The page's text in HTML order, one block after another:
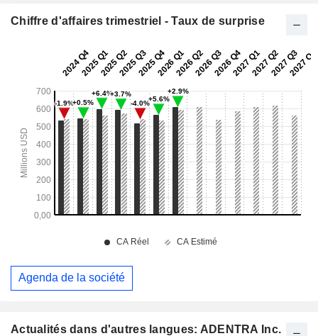
Actualités dans d'autres langues: ADENTRA Inc.
Chiffre d'affaires trimestriel - Taux de surprise
Agenda de la société